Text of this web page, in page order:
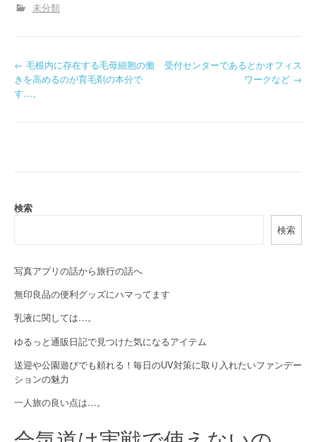
未分類
P
o
a
g
a
t
i
o
n
← 毛根内に存在する毛母細胞の働
きを高めるのが育毛剤の本分で
す…。
受付センターであるとかオフィス
ワークなど →
検索
検索
写真アプリの話から旅行の話へ
無印良品の便利グッズにハマってます
乳液に関しては…。
ゆるっと通販日記で見つけた気になるアイテム
送迎や公園遊びでも頼れる！毎日のUV対策に取り入れたいファンデー
ションの魅力
一人旅の良い点は…。